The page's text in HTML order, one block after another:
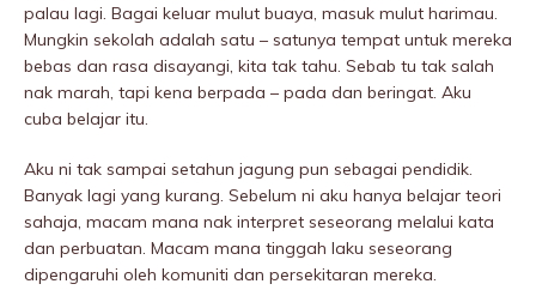
palau lagi. Bagai keluar mulut buaya, masuk mulut harimau.
Mungkin sekolah adalah satu – satunya tempat untuk mereka
bebas dan rasa disayangi, kita tak tahu. Sebab tu tak salah
nak marah, tapi kena berpada – pada dan beringat. Aku
cuba belajar itu.
Aku ni tak sampai setahun jagung pun sebagai pendidik.
Banyak lagi yang kurang. Sebelum ni aku hanya belajar teori
sahaja, macam mana nak interpret seseorang melalui kata
dan perbuatan. Macam mana tinggah laku seseorang
dipengaruhi oleh komuniti dan persekitaran mereka.